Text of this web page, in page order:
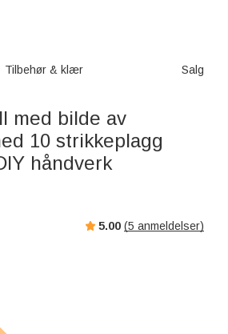
Tilbehør & klær Salg
med bilde av
10 strikkeplagg
håndverk
5.00 (5 anmeldelser)